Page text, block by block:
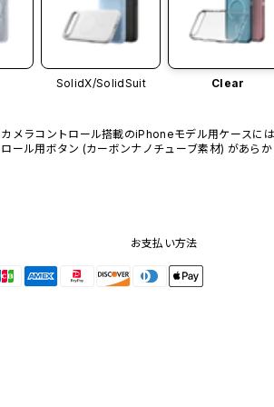
SolidX/SolidSuit Clear
カメラコントロール搭載のiPhoneモデル用ケースに
ロール用ボタン (カーボンナノチューブ素材) があら
お支払い方法